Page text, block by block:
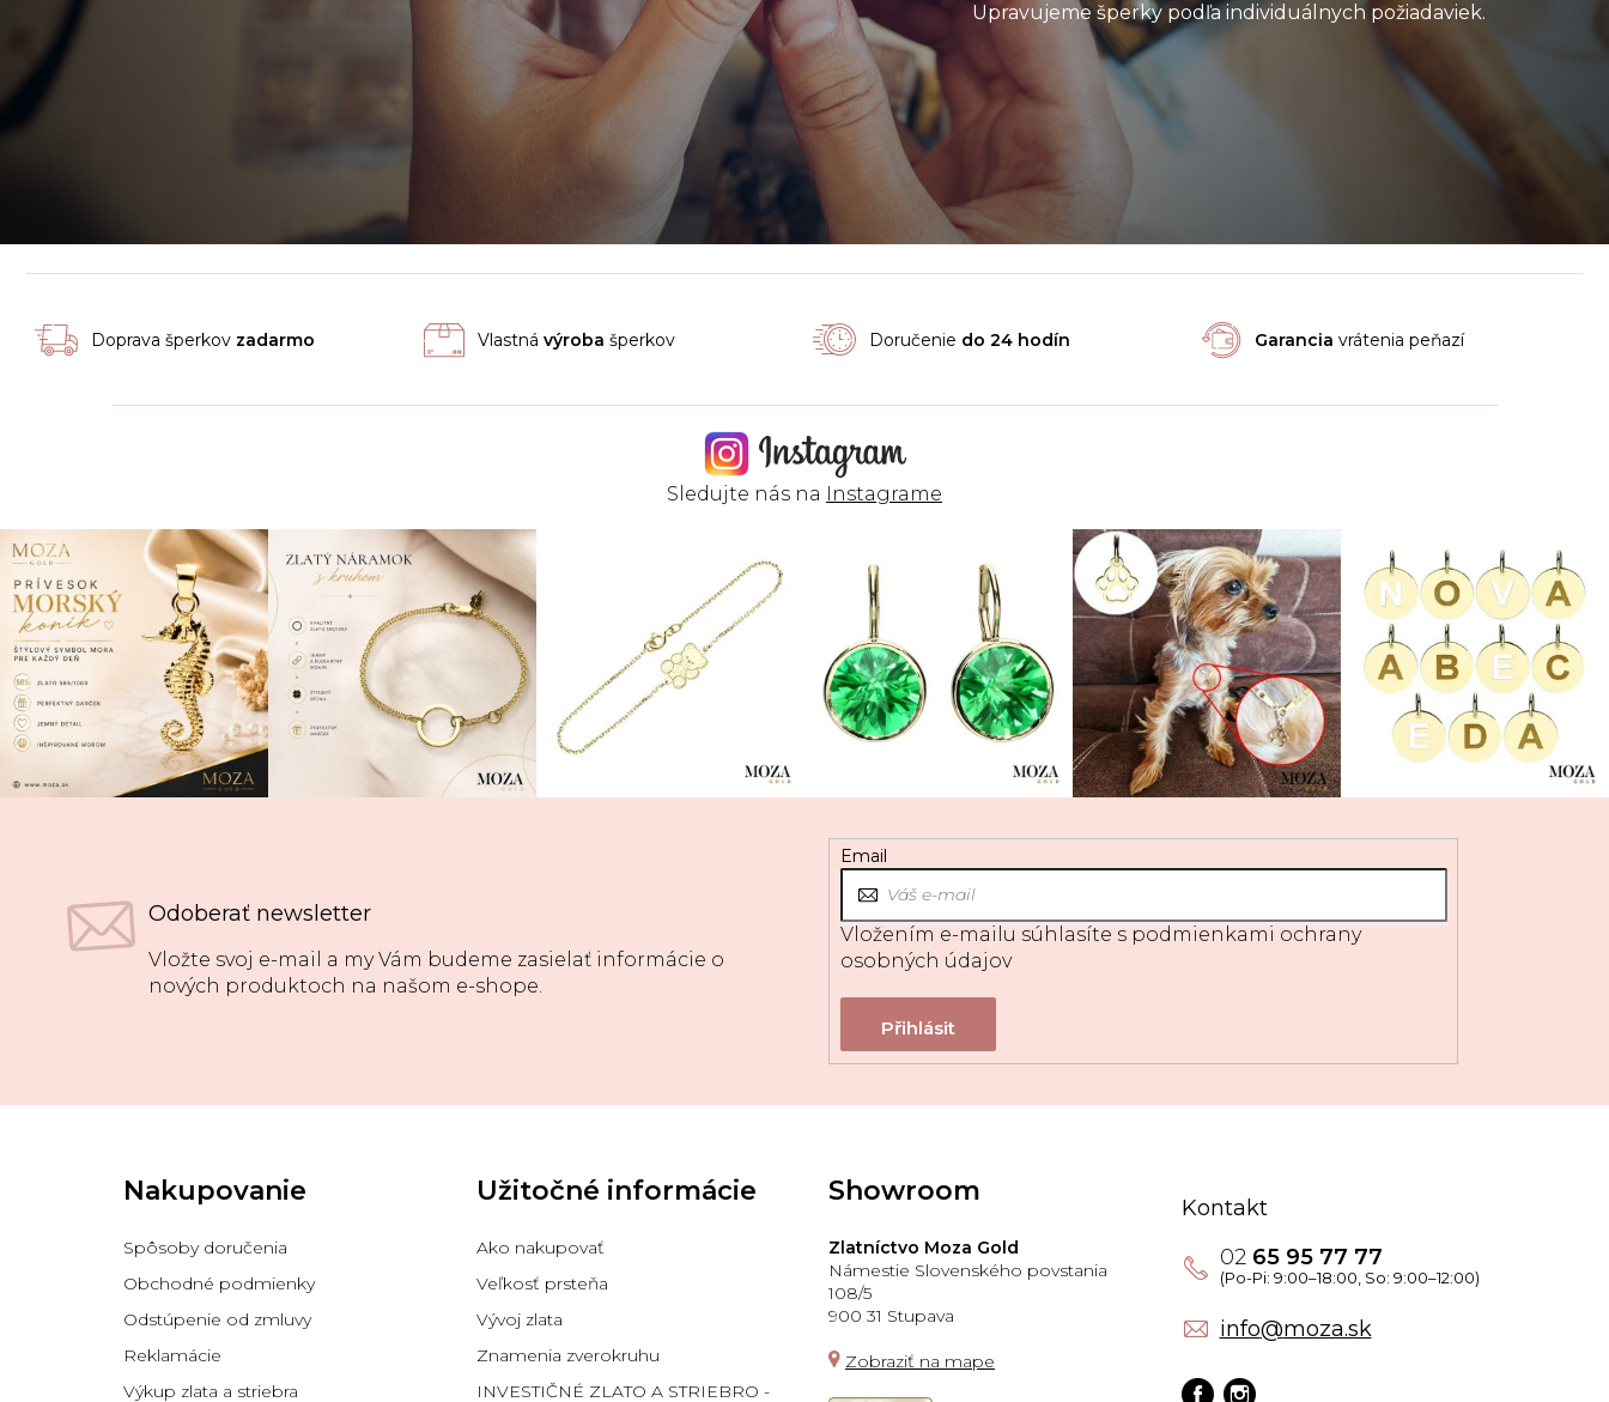
Upravujeme šperky podľa individuálnych požiadaviek.
Doprava šperkov zadarmo Vlastná výroba šperkov Doručenie do 24 hodín Garancia vrátenia peňazí
Sledujte nás na Instagrame
Odoberať newsletter
Vložte svoj e-mail a my Vám budeme zasielať informácie o
nových produktoch na našom e-shope.
Email
Vložením e-mailu súhlasíte s podmienkami ochrany
osobných údajov
Nakupovanie
Spôsoby doručenia
Obchodné podmienky
Odstúpenie od zmluvy
Reklamácie
Výkup zlata a striebra
Užitočné informácie
Ako nakupovať
Veľkosť prsteňa
Vývoj zlata
Znamenia zverokruhu
INVESTIČNÉ ZLATO A STRIEBRO -
Showroom
Zlatníctvo Moza Gold
Námestie Slovenského povstania
108/5
900 31 Stupava
Zobraziť na mape
Kontakt
info@moza.sk
0265 95 77 77